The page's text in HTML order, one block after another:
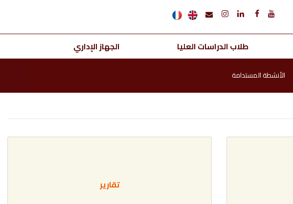
طلاب الدراسات العليا الجهاز الإداري
الأنشطة المستدامة
تقارير